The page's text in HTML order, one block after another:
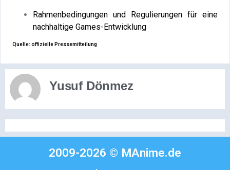
Rahmenbedingungen und Regulierungen für eine
nachhaltige Games-Entwicklung
Quelle: offizielle Pressemitteilung
Yusuf Dönmez
2009-2026 © MAnime.de